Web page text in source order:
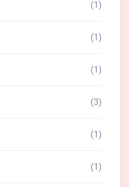
(1)
(1)
(1)
(3)
(1)
(1)